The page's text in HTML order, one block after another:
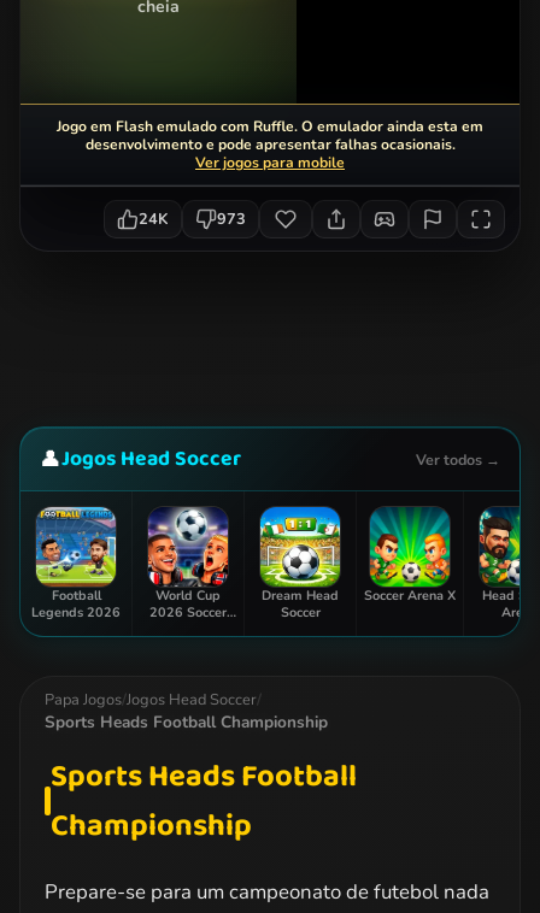
cheia
Jogo em Flash emulado com Ruffle. O emulador ainda esta em
desenvolvimento e pode apresentar falhas ocasionais.
Ver jogos para mobile
24K 973
👤Jogos Head Soccer Ver todos →
Football
Legends 2026
World Cup
2026 Soccer
Dream Head
Soccer
Soccer Arena X
Head
Arena
Papa Jogos/Jogos Head Soccer/
Sports Heads Football Championship
Sports Heads Football
Championship
Prepare-se para um campeonato de futebol nada